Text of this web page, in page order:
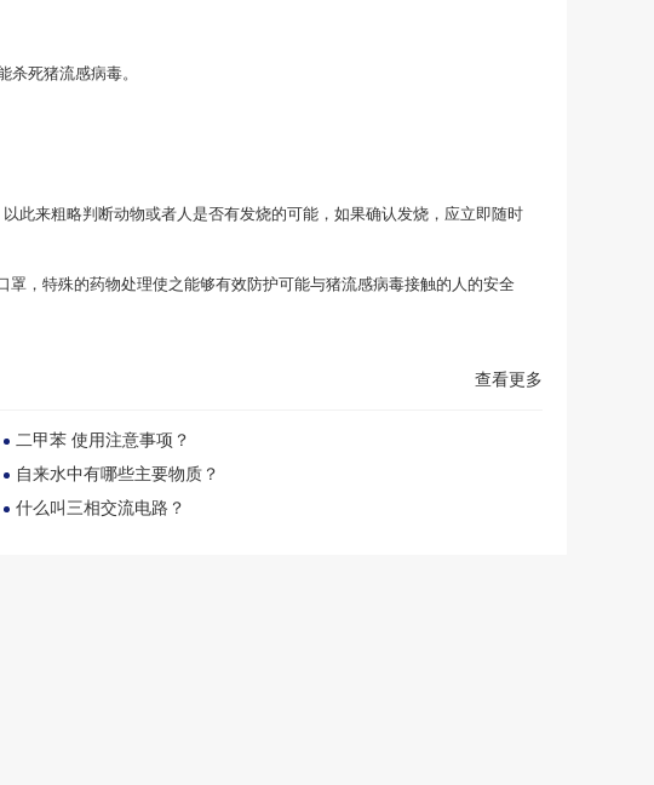
死猪流感病毒。
此来粗略判断动物或者人是否有发烧的可能，如果确认发烧，应立即随时
，特殊的药物处理使之能够有效防护可能与猪流感病毒接触的人的安全
查看更多
二甲苯 使用注意事项？
自来水中有哪些主要物质？
什么叫三相交流电路？